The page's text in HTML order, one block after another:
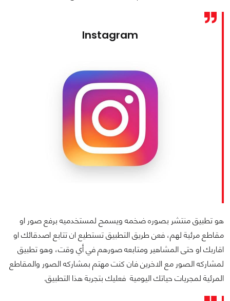
Instagram
هو تطبيق منتشر بصوره ضخمه ويسمح لمستخدميه برفع صور او
مقاطع مرئية لهم، فعن طريق التطبيق تستطيع ان تتابع اصدقائك او
اقاربك او حتى المشاهير ومتابعه صورهم في أي وقت، وهو تطبيق
لمشاركه الصور مع الاخرين فان كنت مهتم بمشاركه الصور والمقاطع
المرئية لمجريات حياتك اليومية فعليك بتجربة هذا التطبيق.